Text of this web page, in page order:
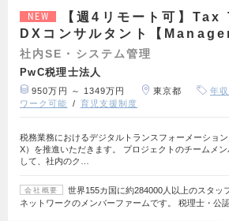
NEW
【週4リモート可】
DXコンサルタント【
社内SE・システム管理
PwC税理士法人
950万円 ～ 1349万円 東京都 年
ワーク可能
育児支援制度
税務業務におけるデジタルトランスフォーメーショ
X）を推進いただきます。 プロジェクトのチームメン
して、社内のク…
会社概要
世界155カ国に約284000人以上のスタッ
ネットワークのメンバーファームです。 税理士・公